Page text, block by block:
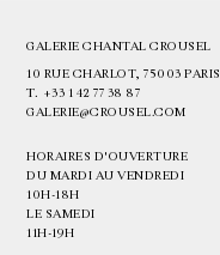
GALERIE CHANTAL CROUSEL
10 RUE CHARLOT, 75003 PARIS
T. +33 1 42 77 38 87
GALERIE@CROUSEL.COM
HORAIRES D'OUVERTURE
DU MARDI AU VENDREDI
10H-18H
LE SAMEDI
11H-19H